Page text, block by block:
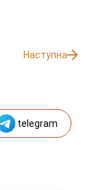
Наступна
telegram